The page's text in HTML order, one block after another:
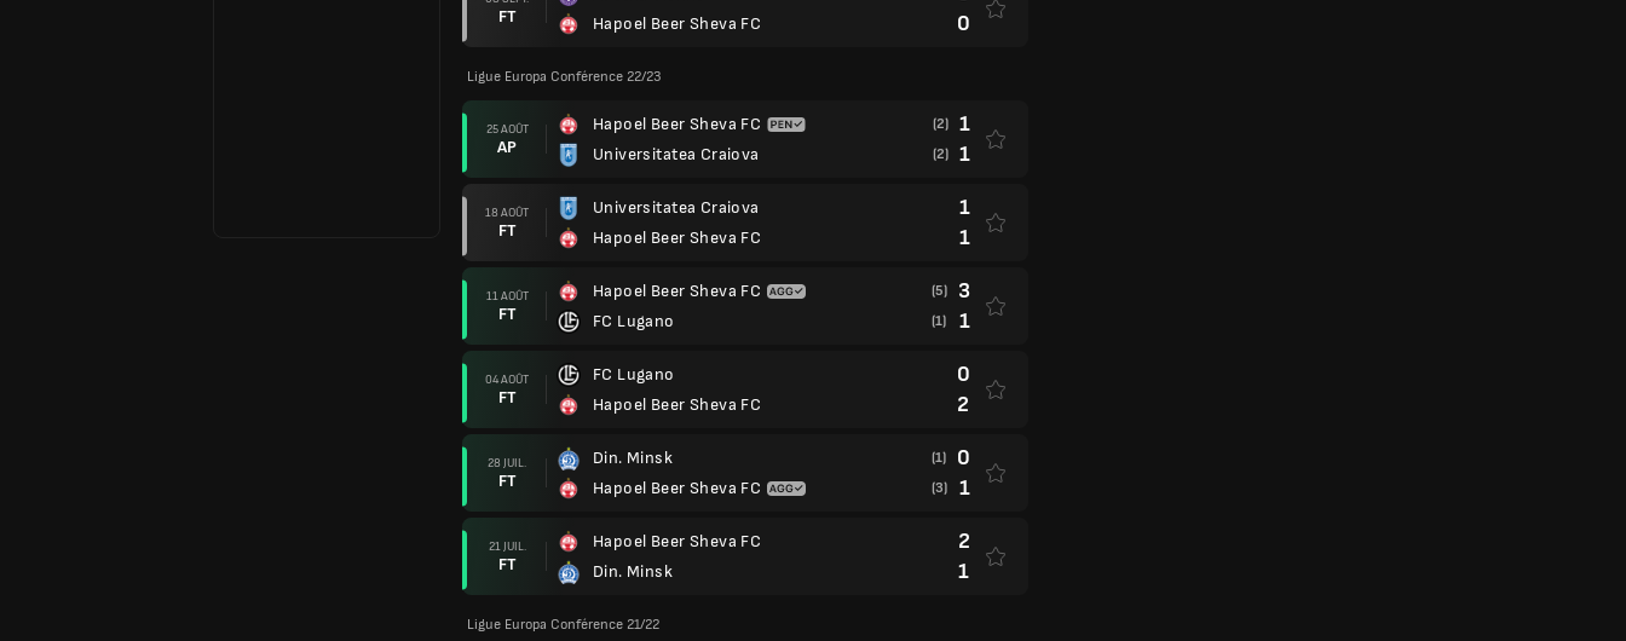
FT
Hapoel Beer Sheva FC
0
Ligue Europa Conférence 22/23
25 AOÛT
AP
Hapoel Beer Sheva FC
Universitatea Craiova
(2) 1
(2) 1
18 AOÛT
FT
Universitatea Craiova
Hapoel Beer Sheva FC
1
1
11 AOÛT
FT
Hapoel Beer Sheva FC
FC Lugano
(5) 3
(1) 1
04 AOÛT
FT
FC Lugano
Hapoel Beer Sheva FC
0
2
28 JUIL.
FT
Din. Minsk
Hapoel Beer Sheva FC
(1) 0
(3) 1
21 JUIL.
FT
Hapoel Beer Sheva FC
Din. Minsk
2
1
Ligue Europa Conférence 21/22